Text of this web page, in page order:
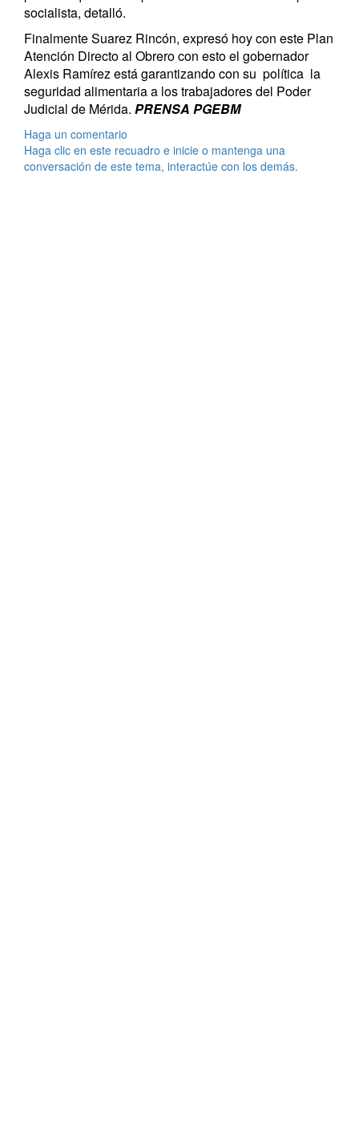
socialista, detalló.
Finalmente Suarez Rincón, expresó hoy con este Plan
Atención Directo al Obrero con esto el gobernador
Alexis Ramírez está garantizando con su política la
seguridad alimentaria a lostrabajadores del Poder
Judicial de Mérida. PRENSA PGEBM
Haga un comentario
Haga clic en este recuadro e inicie o mantenga una
conversación de este tema, interactúe con los demás.